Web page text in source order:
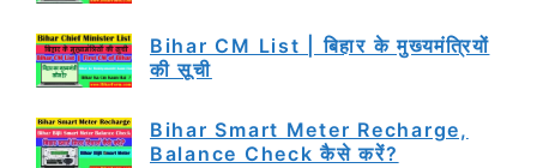
Bihar CM List | बिहार के मुख्यमंत्रियों
की सूची
Bihar Smart Meter Recharge,
Balance Check कैसे करें?